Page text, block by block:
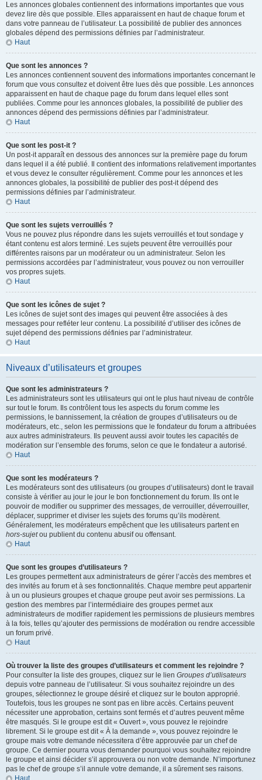
Les annonces globales contiennent des informations importantes que vous
devez lire dès que possible. Elles apparaissent en haut de chaque forum et
dans votre panneau de l’utilisateur. La possibilité de publier des annonces
globales dépend des permissions définies par l’administrateur.
Haut
Que sont les annonces ?
Les annonces contiennent souvent des informations importantes concernant le
forum que vous consultez et doivent être lues dès que possible. Les annonces
apparaissent en haut de chaque page du forum dans lequel elles sont
publiées. Comme pour les annonces globales, la possibilité de publier des
annonces dépend des permissions définies par l’administrateur.
Haut
Que sont les post-it ?
Un post-it apparaît en dessous des annonces sur la première page du forum
dans lequel il a été publié. Il contient des informations relativement importantes
et vous devez le consulter régulièrement. Comme pour les annonces et les
annonces globales, la possibilité de publier des post-it dépend des
permissions définies par l’administrateur.
Haut
Que sont les sujets verrouillés ?
Vous ne pouvez plus répondre dans les sujets verrouillés et tout sondage y
étant contenu est alors terminé. Les sujets peuvent être verrouillés pour
différentes raisons par un modérateur ou un administrateur. Selon les
permissions accordées par l’administrateur, vous pouvez ou non verrouiller
vos propres sujets.
Haut
Que sont les icônes de sujet ?
Les icônes de sujet sont des images qui peuvent être associées à des
messages pour refléter leur contenu. La possibilité d’utiliser des icônes de
sujet dépend des permissions définies par l’administrateur.
Haut
Niveaux d’utilisateurs et groupes
Que sont les administrateurs ?
Les administrateurs sont les utilisateurs qui ont le plus haut niveau de contrôle
sur tout le forum. Ils contrôlent tous les aspects du forum comme les
permissions, le bannissement, la création de groupes d’utilisateurs ou de
modérateurs, etc., selon les permissions que le fondateur du forum a attribuées
aux autres administrateurs. Ils peuvent aussi avoir toutes les capacités de
modération sur l’ensemble des forums, selon ce que le fondateur a autorisé.
Haut
Que sont les modérateurs ?
Les modérateurs sont des utilisateurs (ou groupes d’utilisateurs) dont le travail
consiste à vérifier au jour le jour le bon fonctionnement du forum. Ils ont le
pouvoir de modifier ou supprimer des messages, de verrouiller, déverrouiller,
déplacer, supprimer et diviser les sujets des forums qu’ils modèrent.
Généralement, les modérateurs empêchent que les utilisateurs partent en
hors-sujetou publient du contenu abusif ou offensant.
Haut
Que sont les groupes d’utilisateurs ?
Les groupes permettent aux administrateurs de gérer l’accès des membres et
des invités au forum et à ses fonctionnalités. Chaque membre peut appartenir
à un ou plusieurs groupes et chaque groupe peut avoir ses permissions. La
gestion des membres par l’intermédiaire des groupes permet aux
administrateurs de modifier rapidement les permissions de plusieurs membres
à la fois, telles qu’ajouter des permissions de modération ou rendre accessible
un forum privé.
Haut
Où trouver la liste des groupes d’utilisateurs et comment les rejoindre ?
Pour consulter la liste des groupes, cliquez sur le lien Groupes d’utilisateurs
depuis votre panneau de l’utilisateur. Si vous souhaitez rejoindre un des
groupes, sélectionnez le groupe désiré et cliquez sur le bouton approprié.
Toutefois, tous les groupes ne sont pas en libre accès. Certains peuvent
nécessiter une approbation, certains sont fermés et d’autres peuvent même
être masqués. Si le groupe est dit « Ouvert », vous pouvez le rejoindre
librement. Si le groupe est dit « À la demande », vous pouvez rejoindre le
groupe mais votre demande nécessitera d’être approuvée par un chef de
groupe. Ce dernier pourra vous demander pourquoi vous souhaitez rejoindre
le groupe et ainsi décider s’il approuvera ou non votre demande. N’importunez
pas le chef de groupe s’il annule votre demande, il a sûrement ses raisons.
Haut